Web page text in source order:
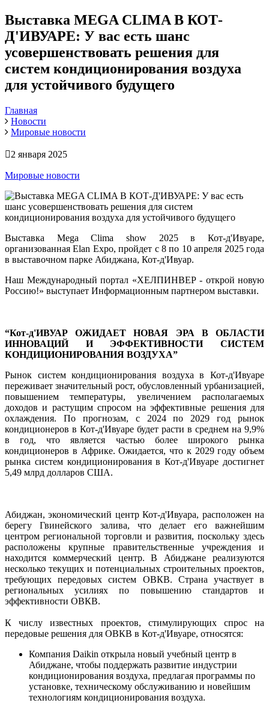
Выставка MEGA CLIMA В КОТ-
Д'ИВУАРЕ: У вас есть шанс
усовершенствовать решения для
систем кондиционирования воздуха
для устойчивого будущего
Главная
Новости
Мировые новости
2 января 2025
Мировые новости
Выставка Mega Clima show 2025 в Кот-д'Ивуаре,
организованная Elan Expo, пройдет с 8 по 10 апреля 2025 года
в выставочном парке Абиджана, Кот-д'Ивуар.
Наш Международный портал «ХЕЛПИНВЕР - открой новую
Россию!» выступает Информационным партнером выставки.
“Кот-д'ИВУАР ОЖИДАЕТ НОВАЯ ЭРА В
ОБЛАСТИ
ИННОВАЦИЙ
И ЭФФЕКТИВНОСТИ
КОНДИЦИОНИРОВАНИЯ ВОЗДУХА”
Рынок систем кондиционирования воздуха в Кот-д'Ивуаре
переживает значительный рост, обусловленный урбанизацией,
повышением
температуры, увеличением
располагаемых
доходов и растущим спросом на эффективные решения
охлаждения. По прогнозам, с 2024 по 2029 год
рынок
кондиционеров в Кот-д'Ивуаре будет расти в среднем на 9,9%
в год, что является частью более широкого
рынка
кондиционеров в Африке. Ожидается, что к 2029 году
рынка систем кондиционирования в Кот-д'Ивуаре достигнет
5,49 млрд долларов США.
Абиджан, экономический центр Кот-д'Ивуара, расположен на
берегу Гвинейского залива, что делает его
важнейшим
центром региональной торговли и развития, поскольку здесь
расположены
крупные правительственные учреждения
и
находится
коммерческий центр. В Абиджане
реализуются
несколько текущих и потенциальных строительных проектов,
требующих передовых систем ОВКВ. Страна участвует
региональных
усилиях по повышению стандартов
и
эффективности ОВКВ.
К числу известных проектов, стимулирующих спрос
на
передовые решения для ОВКВ в Кот-д'Ивуаре, относятся:
Компания Daikin открыла новый учебный центр в
Абиджане, чтобы поддержать развитие индустрии
кондиционирования воздуха, предлагая программы по
установке, техническому обслуживанию и новейшим
технологиям кондиционирования воздуха.